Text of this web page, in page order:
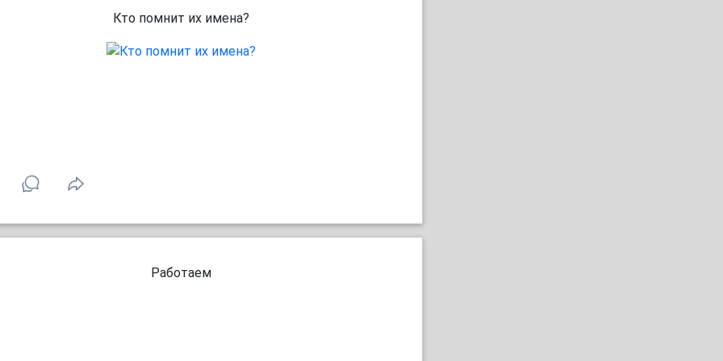
Кто помнит их имена?
Работаем